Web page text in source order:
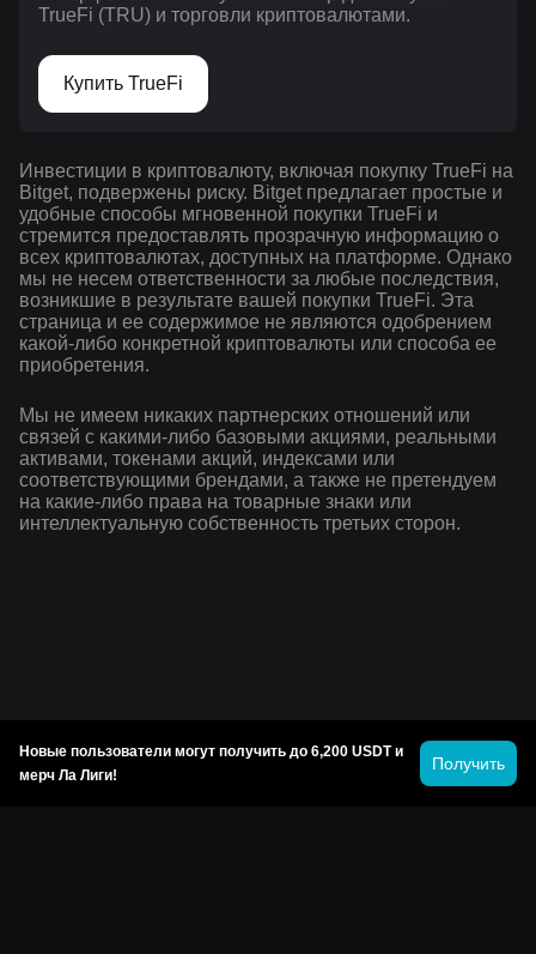
TrueFi (TRU) и торговли криптовалютами.
Купить TrueFi
Инвестиции в криптовалюту, включая покупку TrueFi на
Bitget, подвержены риску. Bitget предлагает простые и
удобные способы мгновенной покупки TrueFi и
стремится предоставлять прозрачную информацию о
всех криптовалютах, доступных на платформе. Однако
мы не несем ответственности за любые последствия,
возникшие в результате вашей покупки TrueFi. Эта
страница и ее содержимое не являются одобрением
какой-либо конкретной криптовалюты или способа ее
приобретения.
Мы не имеем никаких партнерских отношений или
связей с какими-либо базовыми акциями, реальными
активами, токенами акций, индексами или
соответствующими брендами, а также не претендуем
на какие-либо права на товарные знаки или
интеллектуальную собственность третьих сторон.
Новые пользователи могут получить до 6,200 USDT и
мерч Ла Лиги!
Получить